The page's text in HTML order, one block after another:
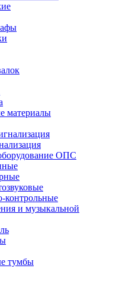
материалы
ОПС
и музыкальной
тумбы